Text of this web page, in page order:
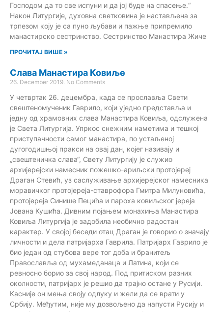
Господом да то све испуни и да јој буде на спасење.“
Након Литургије, духовна светковина је настављена за
трпезом коју је са пуно љубави и пажње припремило
манастирско сестринство. Сестринство Манастира Жиче
ПРОЧИТАЈ ВИШЕ »
Слава Манастира Ковиље
26. December 2019. No Comments
У четвртак 26. децембра, када се прославља Свети
свештеномученик Гаврило, који уједно представља и
једну од храмовних слава Манастира Ковиља, одслужена
је Света Литургија. Упркос снежним наметима и тешкој
приступачности самог манастира, по устаљеној
дугогодишњој пракси на овај дан, којег називају и
„свештеничка слава“, Свету Литургију је служио
архијерејски намесник пожешко-ариљски протојереј
Драган Стевић, уз саслуживање архијерејског намесника
моравичког протојереја-ставрофора Гмитра Милуновића,
протојереја Синише Пецића и пароха ковиљског јереја
Јована Кушића. Дивним појањем монахиња Манастира
Ковиља Литургија је задобила необично радостан
карактер. У својој беседи отац Драган је говорио о значају
личности и дела патријарха Гаврила. Патријарх Гаврило је
био један од стубова вере тог доба и бранитељ
Православља од мухамеданаца и Латина, који се
ревносно борио за свој народ. Под притиском разних
околности, патријарх је решио да трајно остане у Русији.
Касније он мења своју одлуку и жели да се врати у
Србију. Међутим, није му дозвољено да напусти Русију и